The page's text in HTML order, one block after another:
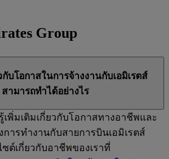
Group
กับโอกาสในการจ้างงานกับเอมิเรตส์
สามารถทำได้อย่างไร
เพิ่มเติมเกี่ยวกับโอกาสทางอาชีพและ
ารทำงานกับสายการบินเอมิเรตส์
ซต์เกี่ยวกับอาชีพของเราที่